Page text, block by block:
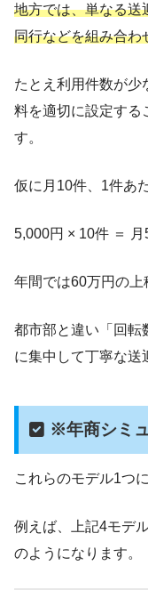
地方では、単なる送
同行などを組み合わ
たとえ利用件数が少
料を適切に設定する
す。
仮に月10件、1件あ
5,000円 × 10件 ＝ 月
年間では60万円の上
都市部と違い「回転
に集中して丁寧な送
※年商シミ
これらのモデル1つ
例えば、上記4モデ
のようになります。